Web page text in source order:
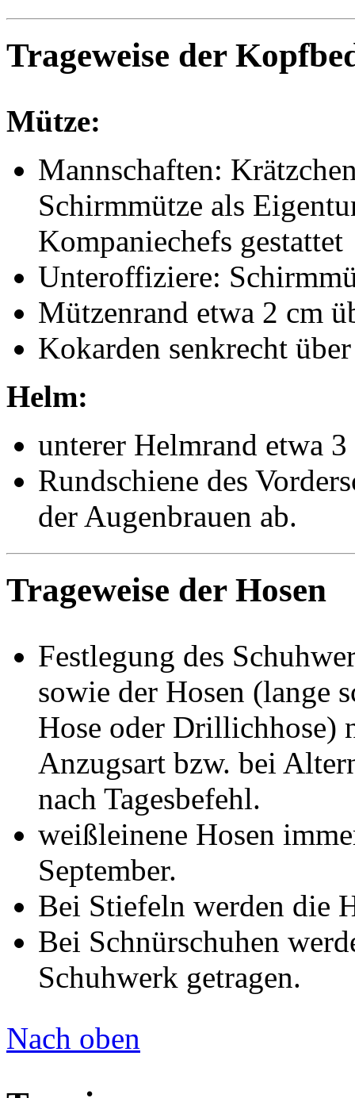
Trageweise der
Mütze:
Mannschaften:
Schirmmütze als
Kompaniechefs gestattet
Unteroffiziere:
Mützenrand etwa 2 cm
Kokarden senkrecht
Helm:
unterer Helmrand etwa
Rundschiene des
der Augenbrauen ab.
Trageweise der Hosen
Festlegung des
sowie der Hosen (lange
Hose oder Drillichhose)
Anzugsart bzw. bei
nach Tagesbefehl.
weißleinene Hosen
September.
Bei Stiefeln werden die
Bei Schnürschuhen
Schuhwerk getragen.
Nach oben